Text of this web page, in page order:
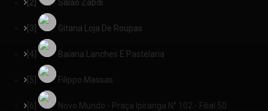
[2] Salão Zabdi
[3] Gitana Loja De Roupas
[4] Baiana Lanches E Pastelaria
[5] Filippo Massas
[6] Novo Mundo - Praça Ipiranga N° 102 - Filial 50